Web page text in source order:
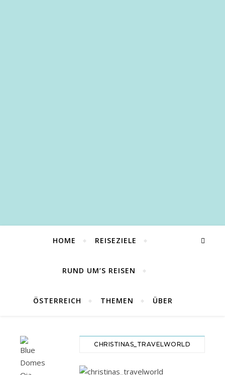
HOME REISEZIELE
RUND UM’S REISEN
ÖSTERREICH THEMEN ÜBER
CHRISTINAS_TRAVELWORLD